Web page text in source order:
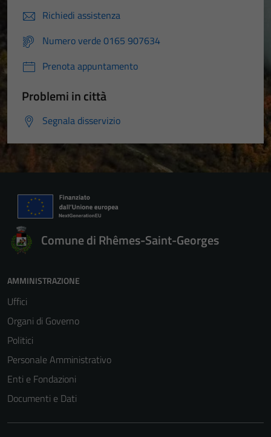
Richiedi assistenza
Numero verde 0165 907634
Prenota appuntamento
Problemi in città
Segnala disservizio
Comune di Rhêmes-Saint-Georges
AMMINISTRAZIONE
Uffici
Organi di Governo
Politici
Personale Amministrativo
Enti e Fondazioni
Documenti e Dati